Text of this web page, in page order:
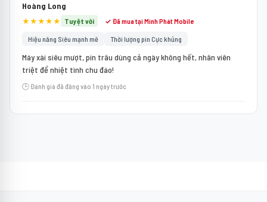
Hoàng Long
★★★★★ Tuyệt vời ✓ Đã mua tại Minh Phát Mobile
Hiệu năng Siêu mạnh mẽ Thời lượng pin Cực khủng
Máy xài siêu mượt, pin trâu dùng cả ngày không hết, nhân viên
triệt để nhiệt tình chu đáo!
🕒 Đánh giá đã đăng vào 1 ngày trước